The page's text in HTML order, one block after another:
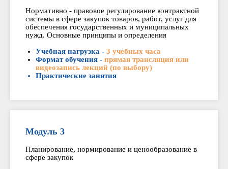
Нормативно - правовое регулирование контрактной
системы в сфере закупок товаров, работ, услуг для
обеспечения государственных и муниципальных
нужд. Основные принципы и определения
Учебная нагрузка - 3 учебных часа
Формат обучения - прямая трансляция или
видеозапись лекций (по выбору)
Практические занятия
Модуль 3
Планирование, нормирование и ценообразование в
сфере закупок